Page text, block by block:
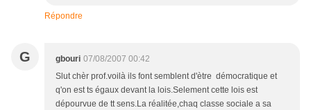
Répondre
G gbouri 07/08/2007 00:42
Slut chèr prof.voilà ils font semblent d'ètre démocratique et
q'on est ts égaux devant la lois.Selement cette lois est
dépourvue de tt sens.La réalitée,chaq classe sociale a sa